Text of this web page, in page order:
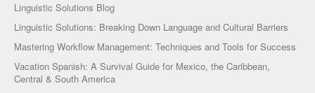
Linguistic Solutions Blog
Linguistic Solutions: Breaking Down Language and Cultural Barriers
Mastering Workflow Management: Techniques and Tools for Success
Vacation Spanish: A Survival Guide for Mexico, the Caribbean,
Central & South America